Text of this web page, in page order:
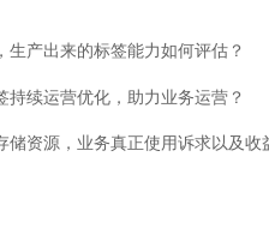
产出来的标签能力如何评估？
续运营优化，助力业务运营？
资源，业务真正使用诉求以及